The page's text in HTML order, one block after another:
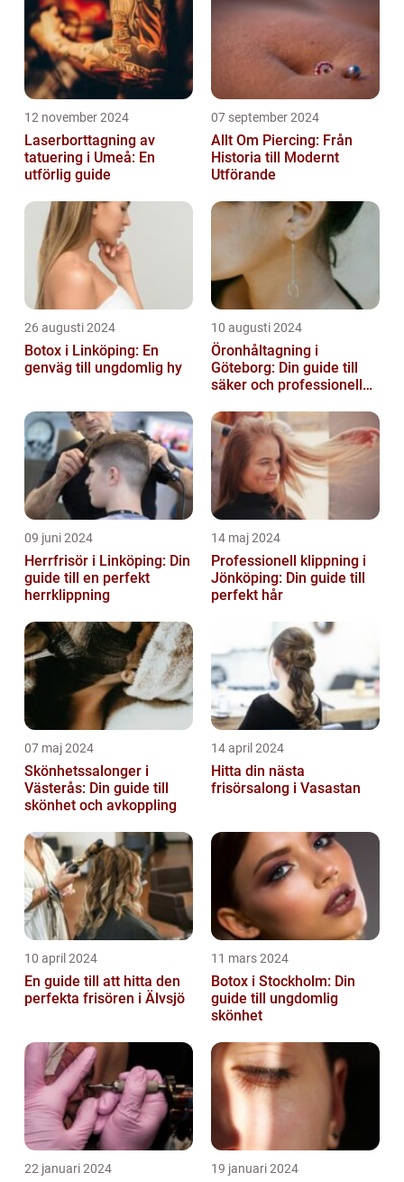
12 november 2024
Laserborttagning av
tatuering i Umeå: En
utförlig guide
07 september 2024
Allt Om Piercing: Från
Historia till Modernt
Utförande
26 augusti 2024
Botox i Linköping: En
genväg till ungdomlig hy
10 augusti 2024
Öronhåltagning i
Göteborg: Din guide till
säker och professionell
09 juni 2024
Herrfrisör i Linköping: Din
guide till en perfekt
herrklippning
14 maj 2024
Professionell klippning i
Jönköping: Din guide till
perfekt hår
07 maj 2024
Skönhetssalonger i
Västerås: Din guide till
skönhet och avkoppling
14 april 2024
Hitta din nästa
frisörsalong i Vasastan
10 april 2024
En guide till att hitta den
perfekta frisören i Älvsjö
11 mars 2024
Botox i Stockholm: Din
guide till ungdomlig
skönhet
22 januari 2024 19 januari 2024